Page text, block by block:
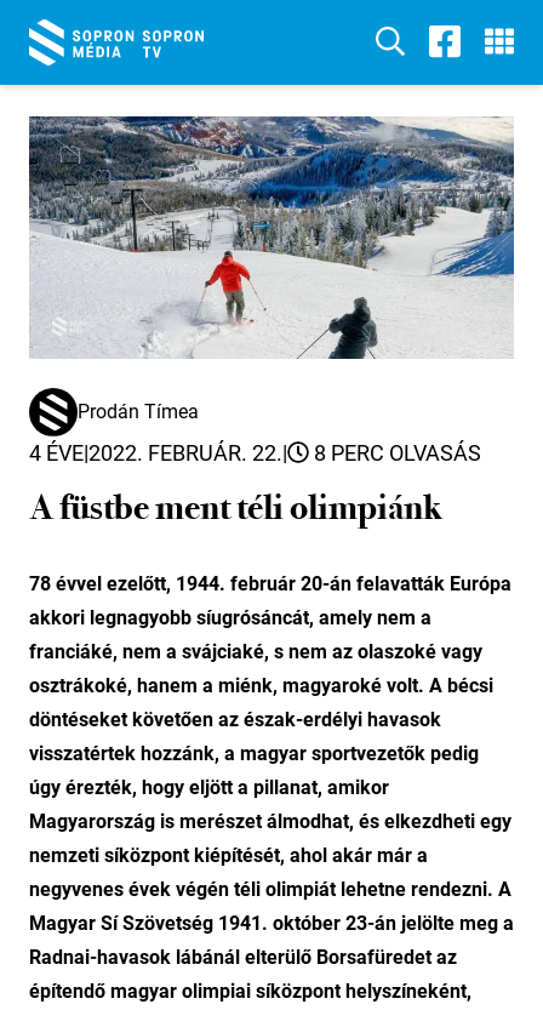
Prodán Tímea
4 ÉVE|2022. FEBRUÁR. 22.| 8 PERC OLVASÁS
A füstbe ment téli olimpiánk
78 évvel ezelőtt, 1944. február 20-án felavatták Európa
akkori legnagyobb síugrósáncát, amely nem a
franciáké, nem a svájciaké, s nem az olaszoké vagy
osztrákoké, hanem a miénk, magyaroké volt. A bécsi
döntéseket követően az észak-erdélyi havasok
visszatértek hozzánk, a magyar sportvezetők pedig
úgy érezték, hogy eljött a pillanat, amikor
Magyarország is merészet álmodhat, és elkezdheti egy
nemzeti síközpont kiépítését, ahol akár már a
negyvenes évek végén téli olimpiát lehetne rendezni. A
Magyar Sí Szövetség 1941. október 23-án jelölte meg a
Radnai-havasok lábánál elterülő Borsafüredet az
építendő magyar olimpiai síközpont helyszíneként,